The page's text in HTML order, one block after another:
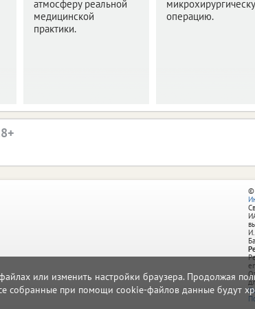
или изменить настройки браузера. Продолжая
собранные при помощи cookie-файлов данные будут
атмосферу реальной
медицинской
практики.
операцию.
©